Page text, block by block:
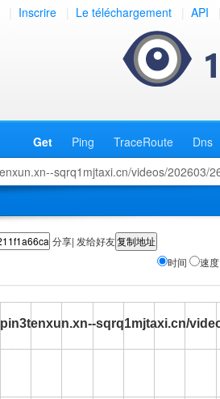
Inscrire Le téléchargement API
Get Ping TraceRoute Dns
分享| 发给好友
时间 速度